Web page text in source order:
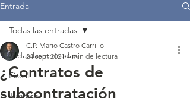
Entrada
Todas las entradas
Fiscal
Jurídico
Todas las entradas
¿Contratos de
subcontratación
C.P. Mario Castro Carrillo
24 sept 2021 4 min de lectura